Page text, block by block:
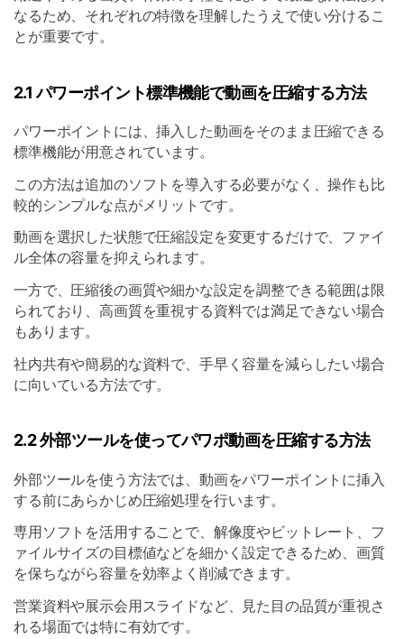
なるため、それぞれの特徴を理解したうえで使い分けるこ
とが重要です。
2.1 パワーポイント標準機能で動画を圧縮する方法
パワーポイントには、挿入した動画をそのまま圧縮できる
標準機能が用意されています。
この方法は追加のソフトを導入する必要がなく、操作も比
較的シンプルな点がメリットです。
動画を選択した状態で圧縮設定を変更するだけで、ファイ
ル全体の容量を抑えられます。
一方で、圧縮後の画質や細かな設定を調整できる範囲は限
られており、高画質を重視する資料では満足できない場合
もあります。
社内共有や簡易的な資料で、手早く容量を減らしたい場合
に向いている方法です。
2.2 外部ツールを使ってパワポ動画を圧縮する方法
外部ツールを使う方法では、動画をパワーポイントに挿入
する前にあらかじめ圧縮処理を行います。
専用ソフトを活用することで、解像度やビットレート、フ
ァイルサイズの目標値などを細かく設定できるため、画質
を保ちながら容量を効率よく削減できます。
営業資料や展示会用スライドなど、見た目の品質が重視さ
れる場面では特に有効です。